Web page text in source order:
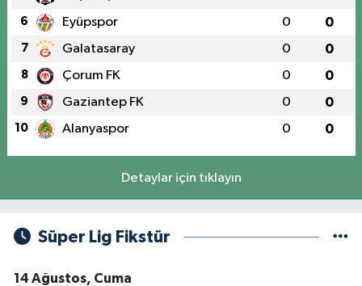
6 Eyüpspor 0 0
7 Galatasaray 0 0
8 Çorum FK 0 0
9 Gaziantep FK 0 0
10 Alanyaspor 0 0
Detaylar için tıklayın
Süper Lig Fikstür
14 Ağustos, Cuma